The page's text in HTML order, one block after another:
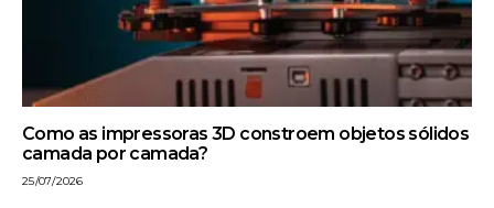
Como as impressoras 3D constroem objetos sólidos
camada por camada?
25/07/2026